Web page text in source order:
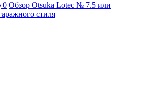
0 Обзор Otsuka Lotec № 7.5 или
стиля